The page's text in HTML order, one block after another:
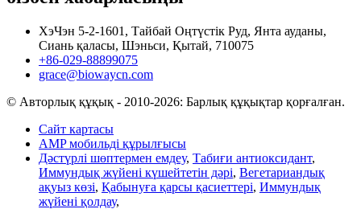
ХэЧэн 5-2-1601, Тайбай Оңтүстік Руд, Янта ауданы,
Сиань қаласы, Шэньси, Қытай, 710075
+86-029-88899075
grace@biowaycn.com
© Авторлық құқық - 2010-2026: Барлық құқықтар қорғалған.
Сайт картасы
AMP мобильді құрылғысы
Дәстүрлі шөптермен емдеу, Табиғи антиоксидант,
Иммундық жүйені күшейтетін дәрі, Вегетариандық
ақуыз көзі, Қабынуға қарсы қасиеттері, Иммундық
жүйені қолдау,